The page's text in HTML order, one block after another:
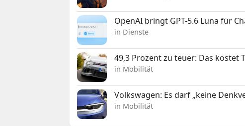
OpenAI bringt GPT-5.6 Luna für
in Dienste
49,3 Prozent zu teuer: Das kostet
in Mobilität
Volkswagen: Es darf „keine
in Mobilität